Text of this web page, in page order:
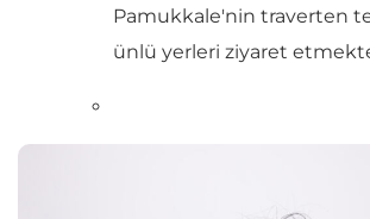
Pamukkale'nin traverten
ünlü yerleri ziyaret